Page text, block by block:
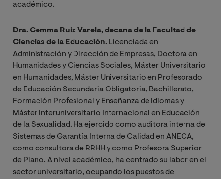
académico.
Dra. Gemma Ruiz Varela, decana de la Facultad de
Ciencias de la Educación. Licenciada en
Administración y Dirección de Empresas, Doctora en
Humanidades y Ciencias Sociales, Máster Universitario
en Humanidades, Máster Universitario en Profesorado
de Educación Secundaria Obligatoria, Bachillerato,
Formación Profesional y Enseñanza de Idiomas y
Máster Interuniversitario Internacional en Educación
de la Sexualidad. Ha ejercido como auditora interna de
Sistemas de Garantía Interna de Calidad en ANECA,
como consultora de RRHH y como Profesora Superior
de Piano. A nivel académico, ha centrado su labor en el
sector universitario, ocupando los puestos de